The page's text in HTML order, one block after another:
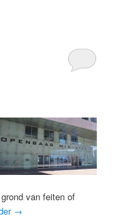
van feiten of
→